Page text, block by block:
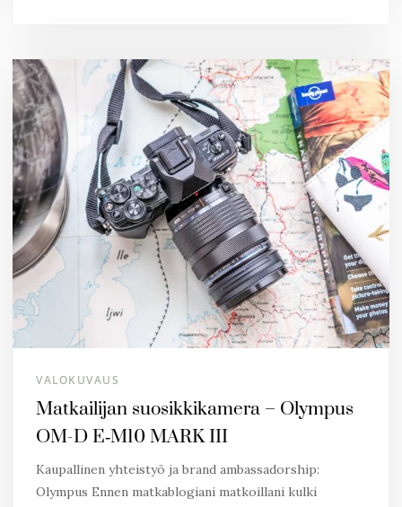
VALOKUVAUS
Matkailijan suosikkikamera – Olympus
OM-D E‑M10 MARK III
Kaupallinen yhteistyö ja brand ambassadorship:
Olympus Ennen matkablogiani matkoillani kulki